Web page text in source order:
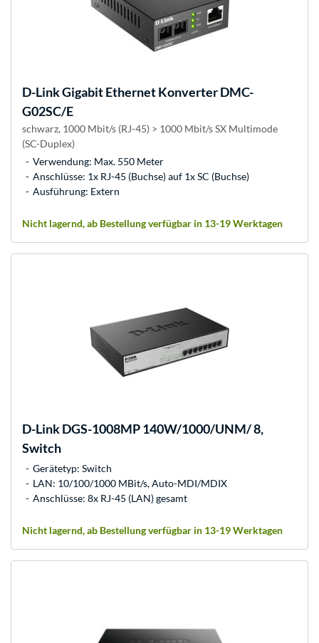
D-LinkGigabit Ethernet Konverter DMC-
G02SC/E
schwarz, 1000 Mbit/s (RJ-45) > 1000 Mbit/s SX Multimode
(SC-Duplex)
Verwendung: Max. 550 Meter
Anschlüsse: 1x RJ-45 (Buchse) auf 1x SC (Buchse)
Ausführung: Extern
Nicht lagernd, ab Bestellung verfügbar in 13-19 Werktagen
D-LinkDGS-1008MP 140W/1000/UNM/ 8,
Switch
Gerätetyp: Switch
LAN: 10/100/1000 MBit/s, Auto-MDI/MDIX
Anschlüsse: 8x RJ-45 (LAN) gesamt
Nicht lagernd, ab Bestellung verfügbar in 13-19 Werktagen